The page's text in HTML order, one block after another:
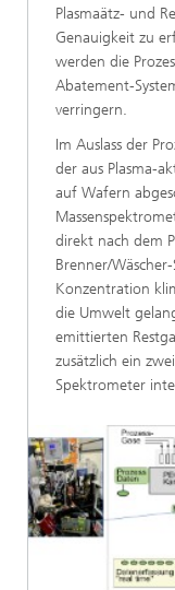
Plasmaätz- und
Genauigkeit zu
werden die
Abatement-
verringern.
Im Auslass der
der aus Plasma-
auf Wafern
direkt nach dem
Brenner/
Konzentration
die Umwelt
emittierten
zusätzlich ein
Spektrometer